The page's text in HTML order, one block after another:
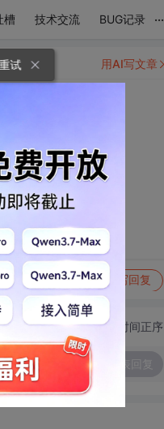
槽 技术交流 BUG记录 ...
写回复
用AI写文章
切换为时间正序
试